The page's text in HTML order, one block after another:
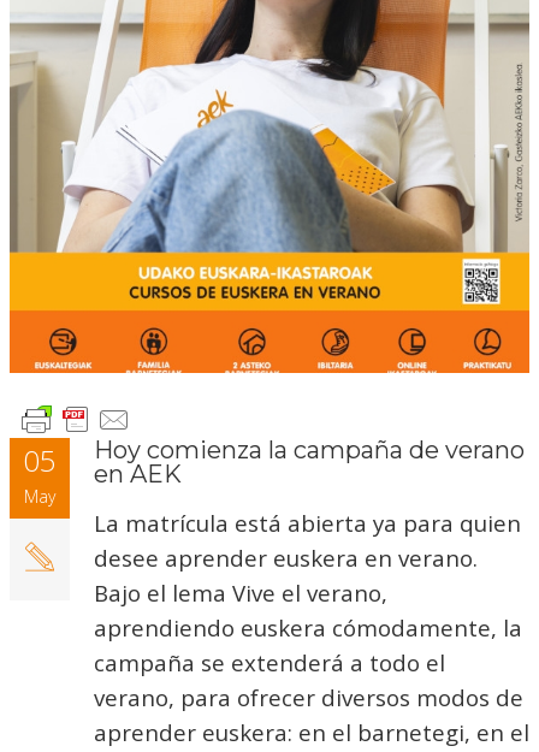
05
May
Hoy comienza la campaña de verano
en AEK
La matrícula está abierta ya para quien
desee aprender euskera en verano.
Bajo el lema Vive el verano,
aprendiendo euskera cómodamente, la
campaña se extenderá a todo el
verano, para ofrecer diversos modos de
aprender euskera: en el barnetegi, en el